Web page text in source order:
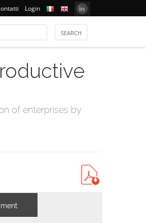
Login
of enterprises by